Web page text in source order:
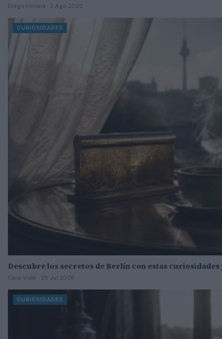
Diego Herrera · 2 Ago 2026
CURIOSIDADES
Descubre los secretos de Berlín con estas
Carla Vidal · 28 Jul 2026
CURIOSIDADES